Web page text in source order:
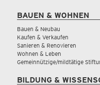
BAUEN & WOHNEN
Bauen & Neubau
Kaufen & Verkaufen
Sanieren & Renovieren
Wohnen & Leben
Gemeinnützige/mildtätige
BILDUNG &